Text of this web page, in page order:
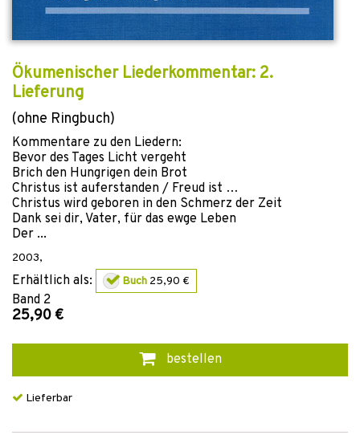
Ökumenischer Liederkommentar: 2.
Lieferung
(ohne Ringbuch)
Kommentare zu den Liedern:
Bevor des Tages Licht vergeht
Brich den Hungrigen dein Brot
Christus ist auferstanden / Freud ist …
Christus wird geboren in den Schmerz der Zeit
Dank sei dir, Vater, für das ewge Leben
Der ...
2003,
Erhältlich als: Buch 25,90 €
Band 2
25,90 €
bestellen
Lieferbar